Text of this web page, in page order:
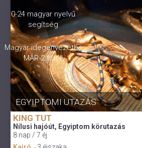
EGYIPTOMI UTAZÁS
0-24 magyar nyelvű
segítség
Magyar idegenvezetés
MÁR 2 főtől!
KING TUT
Nílusi hajóút, Egyiptom körutazás
8 nap / 7 éj